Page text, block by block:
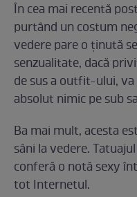
În cea mai recentă
purtând un costum
vedere pare o ținută
senzualitate, dacă
de sus a outfit-ului,
absolut nimic pe sub
Ba mai mult, acesta
sâni la vedere.
conferă o notă sexy
tot Internetul.